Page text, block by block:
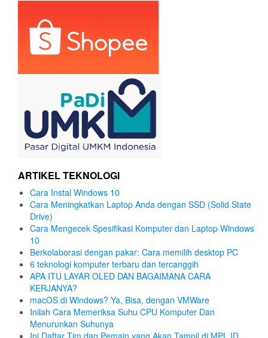
ARTIKEL TEKNOLOGI
Cara Instal Windows 10
Cara Meningkatkan Laptop Anda dengan SSD (Solid State
Drive)
Cara Mengecek Spesifikasi Komputer dan Laptop Windows
10
Berkolaborasi dengan pakar: Cara memilih desktop PC
6 teknologi komputer terbaru dan tercanggih
APA ITU LAYAR OLED DAN BAGAIMANA CARA
KERJANYA?
macOS di Windows? Ya, Bisa, dengan VMWare
Inilah Cara Memeriksa Suhu CPU Komputer Dan
Menurunkan Suhunya
Ini Daftar Tim dan Pemain yang Akan Tampil di MPL ID